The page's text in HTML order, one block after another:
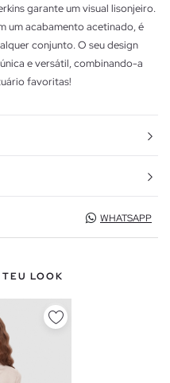
garante um visual lisonjeiro.
um acabamento acetinado, é
conjunto. O seu design
e versátil, combinando-a
favoritas!
WHATSAPP
LOOK